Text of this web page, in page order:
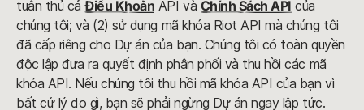
tuân thủ cảĐiều Khoản API và Chính Sách API của
chúng tôi; và (2) sử dụng mã khóa Riot API mà chúng tôi
đã cấp riêng cho Dự án của bạn. Chúng tôi có toàn quyền
độc lập đưa ra quyết định phân phối và thu hồi các mã
khóa API. Nếu chúng tôi thu hồi mã khóa API của bạn vì
bất cứ lý do gì, bạn sẽ phải ngừng Dự án ngay lập tức.